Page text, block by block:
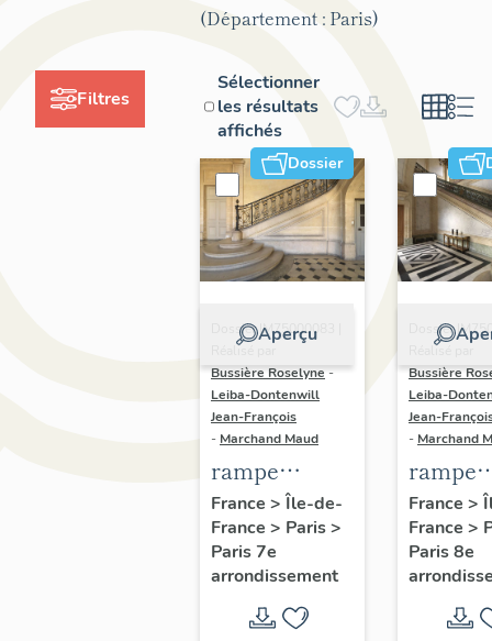
Filtres
(Département : Paris)
Sélectionner
les résultats
affichés
Dossier
Aperçu
Dossier IM75000083 |
Réalisé par
Bussière Roselyne-
Leiba-Dontenwill
Jean-François
- Marchand Maud
rampe
d'appui,
escalier de l'
hôtel du
actuellement
France > Île-de-
France > Paris>
Paris 7e
arrondissement
Dossier
Réalisé par
Bussière
Leiba-
Jean-
- Marchand
rampe
d'appui,
grand
garde
France >
France >
Paris 8e